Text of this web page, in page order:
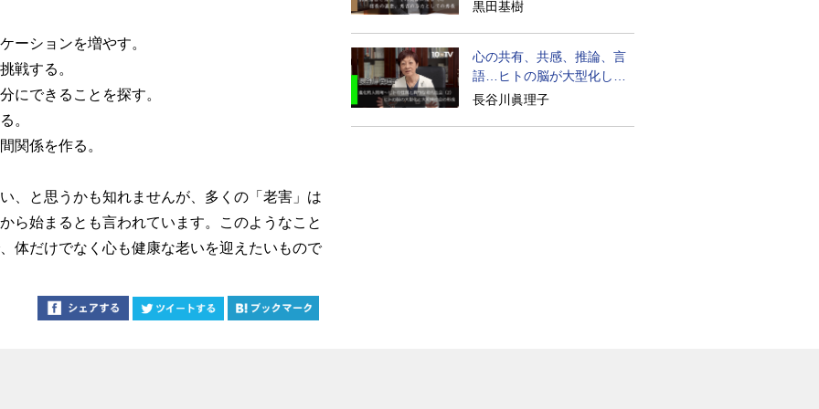
ーションを増やす。
戦する。
にできることを探す。
。
関係を作る。
と思うかも知れませんが、多くの「老害」は
ら始まるとも言われています。このようなこと
体だけでなく心も健康な老いを迎えたいもので
黒田基樹
心の共有、共感、推論、言
語…ヒトの脳が大型化した
理由
長谷川眞理子